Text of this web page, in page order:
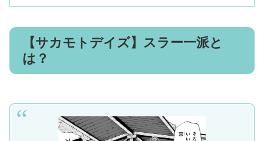
【サカモトデイズ】スラー一派と
は？